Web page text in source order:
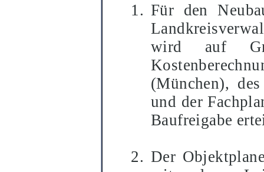
Für den
wird auf
(München),
und der
Baufreigabe
Der